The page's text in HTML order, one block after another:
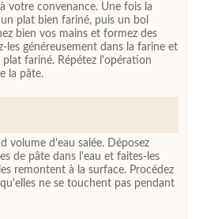
votre convenance. Une fois la
plat bien fariné, puis un bol
bien vos mains et formez des
les généreusement dans la farine et
fariné. Répétez l'opération
la pâte.
volume d'eau salée. Déposez
de pâte dans l'eau et faites-les
remontent à la surface. Procédez
ne se touchent pas pendant